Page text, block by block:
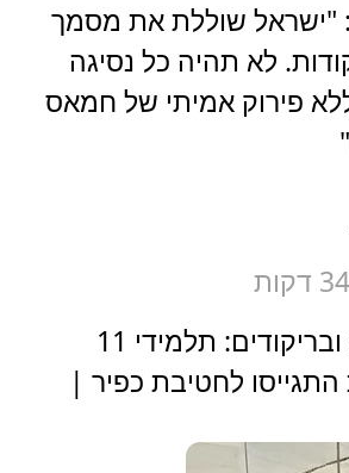
"ישראל שוללת את מסמך
לא תהיה כל נסיגה
פירוק אמיתי של חמאס
34 דקות
‏בשירה ובריקודים: תלמידי 11
התגייסו לחטיבת כפיר |